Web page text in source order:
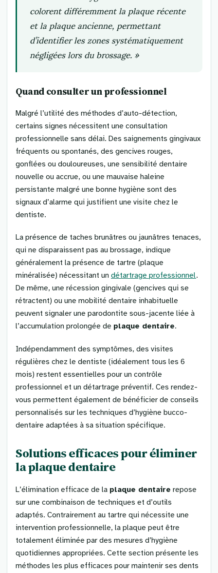
colorent différemment la plaque récente
et la plaque ancienne, permettant
d’identifier les zones systématiquement
négligées lors du brossage. »
Quand consulter un professionnel
Malgré l’utilité des méthodes d’auto-détection,
certains signes nécessitent une consultation
professionnelle sans délai. Des saignements gingivaux
fréquents ou spontanés, des gencives rouges,
gonflées ou douloureuses, une sensibilité dentaire
nouvelle ou accrue, ou une mauvaise haleine
persistante malgré une bonne hygiène sont des
signaux d’alarme qui justifient une visite chez le
dentiste.
La présence de taches brunâtres ou jaunâtres tenaces,
qui ne disparaissent pas au brossage, indique
généralement la présence de tartre (plaque
minéralisée) nécessitant un détartrage professionnel.
De même, une récession gingivale (gencives qui se
rétractent) ou une mobilité dentaire inhabituelle
peuvent signaler une parodontite sous-jacente liée à
l’accumulation prolongée de plaque dentaire.
Indépendamment des symptômes, des visites
régulières chez le dentiste (idéalement tous les 6
mois) restent essentielles pour un contrôle
professionnel et un détartrage préventif. Ces rendez-
vous permettent également de bénéficier de conseils
personnalisés sur les techniques d’hygiène bucco-
dentaire adaptées à sa situation spécifique.
Solutions efficaces pour éliminer
la plaque dentaire
L’élimination efficace de la plaque dentaire repose
sur une combinaison de techniques et d’outils
adaptés. Contrairement au tartre qui nécessite une
intervention professionnelle, la plaque peut être
totalement éliminée par des mesures d’hygiène
quotidiennes appropriées. Cette section présente les
méthodes les plus efficaces pour maintenir ses dents